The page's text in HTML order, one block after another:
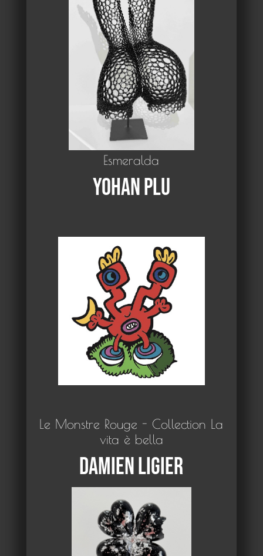
Esmeralda
Yohan Plu
Le Monstre Rouge - Collection La
vita è bella
Damien Ligier